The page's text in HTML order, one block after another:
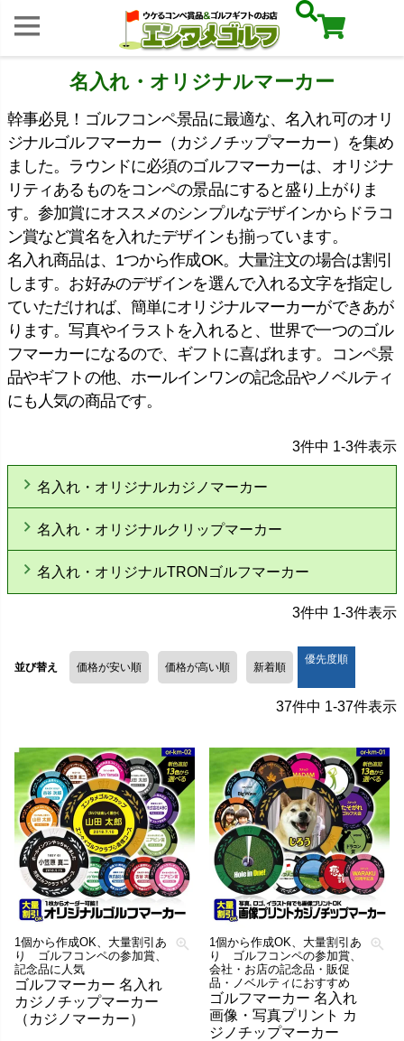
名入れ・オリジナルマーカー
幹事必見！ゴルフコンペ景品に最適な、名入れ可のオリ
ジナルゴルフマーカー（カジノチップマーカー）を集め
ました。ラウンドに必須のゴルフマーカーは、オリジナ
リティあるものをコンペの景品にすると盛り上がりま
す。参加賞にオススメのシンプルなデザインからドラコ
ン賞など賞名を入れたデザインも揃っています。
名入れ商品は、1つから作成OK。大量注文の場合は割引
します。お好みのデザインを選んで入れる文字を指定し
ていただければ、簡単にオリジナルマーカーができあが
ります。写真やイラストを入れると、世界で一つのゴル
フマーカーになるので、ギフトに喜ばれます。コンペ景
品やギフトの他、ホールインワンの記念品やノベルティ
にも人気の商品です。
3件中 1-3件表示
名入れ・オリジナルカジノマーカー
名入れ・オリジナルクリップマーカー
名入れ・オリジナルTRONゴルフマーカー
3件中 1-3件表示
並び替え 価格が安い順 価格が高い順 新着順
優先度順
37件中 1-37件表示
1個から作成OK、大量割引あ
り ゴルフコンペの参加賞、
記念品に人気
ゴルフマーカー 名入れ
カジノチップマーカー
（カジノマーカー）
1個から作成OK、大量割引あ
り ゴルフコンペの参加賞、
会社・お店の記念品・販促
品・ノベルティにおすすめ
ゴルフマーカー 名入れ
画像・写真プリント カ
ジノチップマーカー